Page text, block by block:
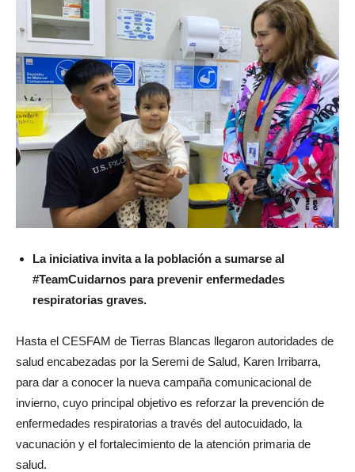
La iniciativa invita a la población a sumarse al
#TeamCuidarnos para prevenir enfermedades
respiratorias graves.
Hasta el CESFAM de Tierras Blancas llegaron autoridades de
salud encabezadas por la Seremi de Salud, Karen Irribarra,
para dar a conocer la nueva campaña comunicacional de
invierno, cuyo principal objetivo es reforzar la prevención de
enfermedades respiratorias a través del autocuidado, la
vacunación y el fortalecimiento de la atención primaria de
salud.